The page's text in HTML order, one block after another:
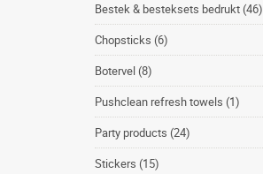
Bestek & besteksets bedrukt (46)
Chopsticks (6)
Botervel (8)
Pushclean refresh towels (1)
Party products (24)
Stickers (15)